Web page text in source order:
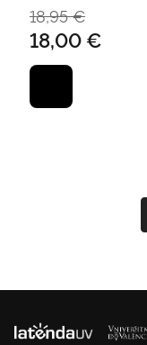
18,95 €
18,00 €